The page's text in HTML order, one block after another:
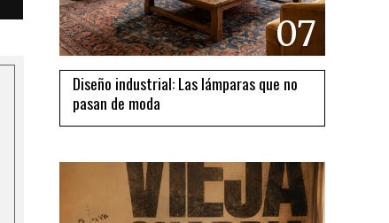
07
Diseño industrial: Las lámparas que no
pasan de moda